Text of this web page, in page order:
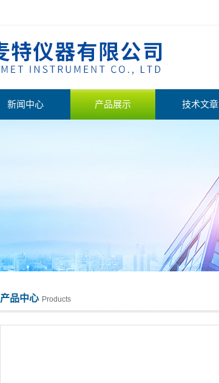
新闻中心 产品展示 技术文章
产品中心 Products